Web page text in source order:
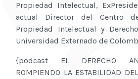
Propiedad Intelectual,
actual Director del Centro
Propiedad Intelectual y
Universidad Externado de
{podcast EL DERECHO
ROMPIENDO LA ESTABILIDAD